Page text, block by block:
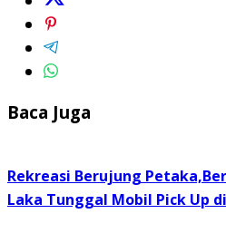
Baca Juga
Rekreasi Berujung
Laka Tunggal Mobil Pick Up